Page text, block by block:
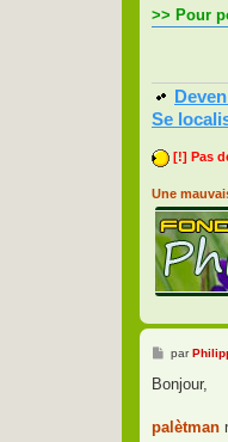
>> Pour
Se
[!] Pas
Une
M
s
g
par
Bonjour,
palètman